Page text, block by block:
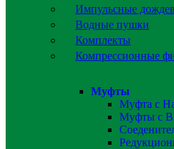
Импульсные
Водные пушки
Комплекты
Компрессионные
Муфты
Муфта с
Муфты с